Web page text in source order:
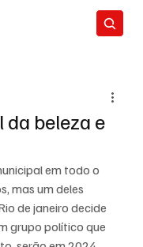
da beleza e
em todo o
mas um deles
de janeiro decide
grupo político que